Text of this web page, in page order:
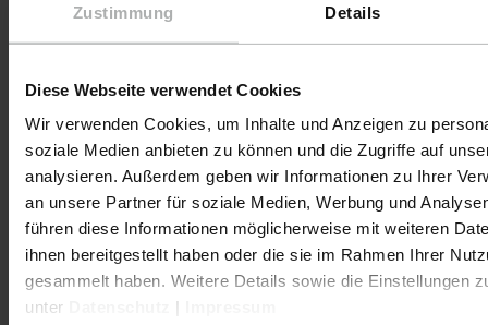
Zustimmung Details
Diese Webseite verwendet Cookies
Wir verwenden Cookies, um Inhalte und Anzeigen zu
soziale Medien anbieten zu können und die Zugriffe auf
analysieren. Außerdem geben wir Informationen zu Ihrer
an unsere Partner für soziale Medien, Werbung und
führen diese Informationen möglicherweise mit weiteren
ihnen bereitgestellt haben oder die sie im Rahmen Ihrer
gesammelt haben. Weitere Details sowie die Einstellungen
unter
|
Productos
Cuidado DelAutomóvil
Cuidado DeEmbarcaciones
COLOURLOCK CuidadoDelCuero
Accesorios
Promoción
Enviar muestra de color